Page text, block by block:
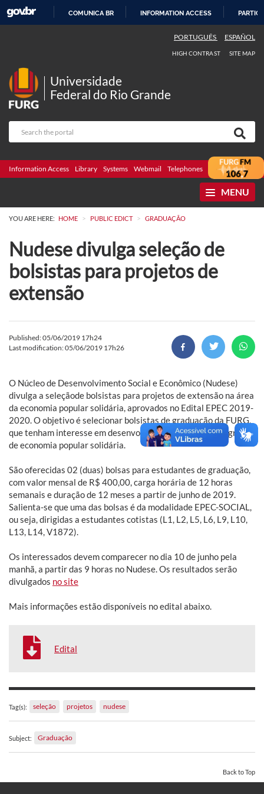
COMUNICA BR INFORMATION ACCESS
PORTUGUÊS ESPAÑOL
HIGH CONTRAST SITE MAP
Universidade
Federal do Rio Grande
Information Access Library Systems Webmail Telephones Bidding
MENU
YOU ARE HERE: HOME > PUBLIC EDICT > GRADUAÇÃO
Nudese divulga seleção de
bolsistas para projetos de
extensão
Published: 05/06/2019 17h24
Last modification: 05/06/2019 17h26
O Núcleo de Desenvolvimento Social e Econômico (Nudese)
divulga a seleçãode bolsistas para projetos de extensão na área
da economia popular solidária, aprovados no Edital EPEC 2019-
2020. O objetivo é selecionar bolsistas de graduação da FURG,
que tenham interesse em desenvolver atividades junto a grupos
de economia popular solidária.
São oferecidas 02 (duas) bolsas para estudantes de graduação,
com valor mensal de R$ 400,00, carga horária de 12 horas
semanais e duração de 12 meses a partir de junho de 2019.
Salienta-se que uma das bolsas é da modalidade EPEC-SOCIAL,
ou seja, dirigidas a estudantes cotistas (L1, L2, L5, L6, L9, L10,
L13, L14, V1872).
Os interessados devem comparecer no dia 10 de junho pela
manhã, a partir das 9 horas no Nudese. Os resultados serão
divulgados no site
Mais informações estão disponíveis no edital abaixo.
Edital
Tag(s): seleção projetos nudese
Subject: Graduação
Back to Top